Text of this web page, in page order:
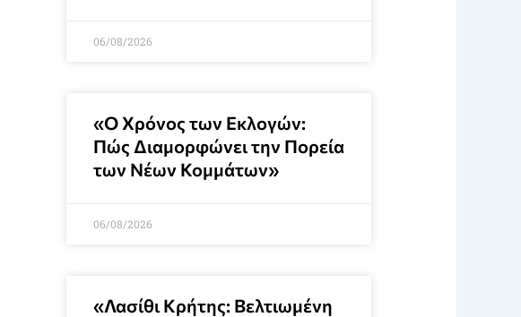
06/08/2026
«Ο Χρόνος των Εκλογών:
Πώς Διαμορφώνει την Πορεία
των Νέων Κομμάτων»
06/08/2026
«Λασίθι Κρήτης: Βελτιωμένη